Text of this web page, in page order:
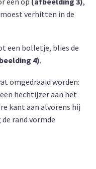
verhitten in de
een bolletje, blies de
4).
omgedraaid worden:
hechtijzer aan het
kant aan alvorens hij
rand vormde